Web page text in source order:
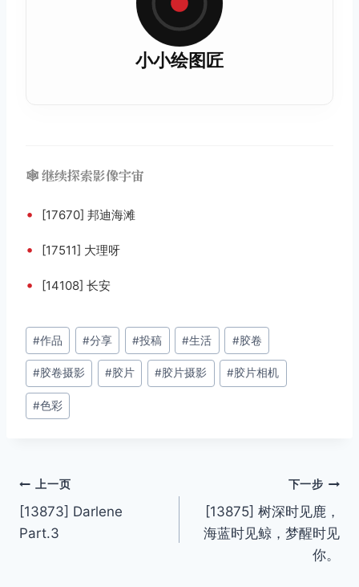
小小绘图匠
🕸️ 继续探索影像宇宙
• [17670] 邦迪海滩
• [17511] 大理呀
• [14108] 长安
文
章
标
签：
#作品 #分享 #投稿 #生活 #胶卷
#胶卷摄影 #胶片 #胶片摄影 #胶片相机
#色彩
文
章
上一页
[13873] Darlene
Part.3
下一步
[13875] 树深时见鹿，
海蓝时见鲸，梦醒时见
你。